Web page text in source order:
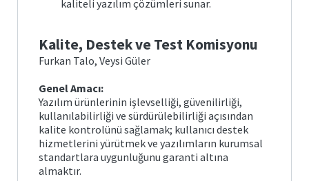
kaliteli yazılım çözümleri sunar.
Kalite, Destek ve Test Komisyonu
Furkan Talo, Veysi Güler
Genel Amacı:
Yazılım ürünlerinin işlevselliği, güvenilirliği,
kullanılabilirliği ve sürdürülebilirliği açısından
kalite kontrolünü sağlamak; kullanıcı destek
hizmetlerini yürütmek ve yazılımların kurumsal
standartlara uygunluğunu garanti altına
almaktır.